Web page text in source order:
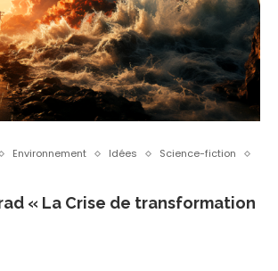
Environnement Idées
Science-fiction
« La Crise de transformation